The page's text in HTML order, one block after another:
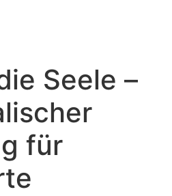
Seele –
für